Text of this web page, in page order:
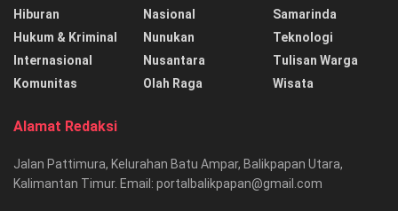
Hiburan
Hukum & Kriminal
Internasional
Komunitas
Nasional
Nunukan
Nusantara
Olah Raga
Samarinda
Teknologi
Tulisan Warga
Wisata
Alamat Redaksi
Jalan Pattimura, Kelurahan Batu Ampar, Balikpapan Utara,
Kalimantan Timur. Email: portalbalikpapan@gmail.com